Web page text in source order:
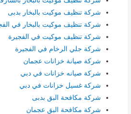
شركة تنظيف موكيت بالبخار بدبى
شركة تنظيف موكيت بالبخار في
شركة تنظيف موكيت في الفجيرة
شركة جلي الرخام في الفجيرة
شركة صيانة خزانات عجمان
شركة صيانه خزانات في دبي
شركة غسيل خزانات في دبي
شركة مكافحة البق بدبى
شركة مكافحة البق عجمان